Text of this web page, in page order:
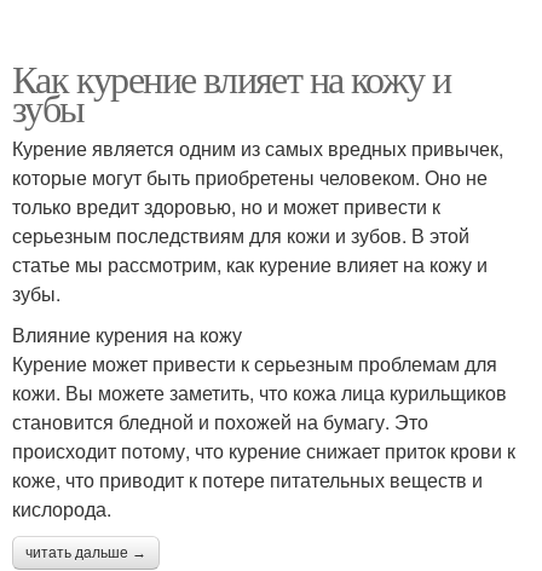
Как курение влияет на кожу и
зубы
Курение является одним из самых вредных привычек,
которые могут быть приобретены человеком. Оно не
только вредит здоровью, но и может привести к
серьезным последствиям для кожи и зубов. В этой
статье мы рассмотрим, как курение влияет на кожу и
зубы.
Влияние курения на кожу
Курение может привести к серьезным проблемам для
кожи. Вы можете заметить, что кожа лица курильщиков
становится бледной и похожей на бумагу. Это
происходит потому, что курение снижает приток крови к
коже, что приводит к потере питательных веществ и
кислорода.
читать дальше →